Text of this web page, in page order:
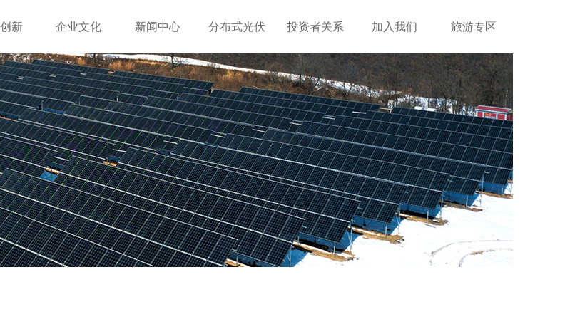
新 企业文化 新闻中心 分布式光伏 投资者关系 加入我们 旅游专区